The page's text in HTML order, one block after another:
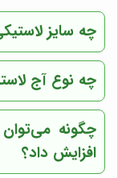
چه سایز
چه نوع آج
چگونه
افزایش داد؟